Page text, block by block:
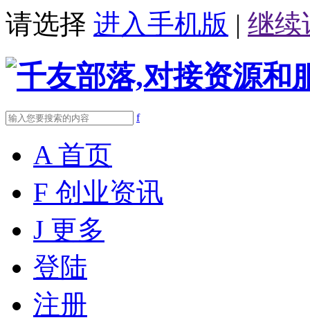
请选择 进入手机版 | 继续
f
A 首页
F 创业资讯
J 更多
登陆
注册